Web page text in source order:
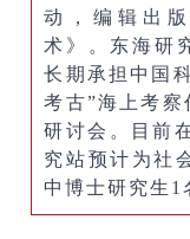
动，编辑出
术》。东海研
长期承担中国
考古”海上考
研讨会。目前
究站预计为社
中博士研究生1